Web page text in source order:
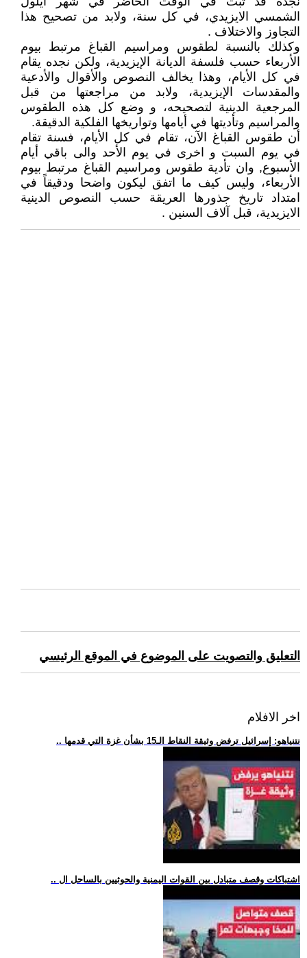
الشمسي الايزيدي، في كل سنة، ولابد من تصحيح هذا
التجاوز والاختلاف .
وكذلك بالنسبة لطقوس ومراسيم القباغ مرتبط بيوم
الأربعاء حسب فلسفة الديانة الإيزيدية، ولكن نجده يقام
في كل الأيام، وهذا يخالف النصوص والأقوال والأدعية
والمقدسات الإيزيدية، ولابد من مراجعتها من قبل
المرجعية الدينية لتصحيحه، و وضع كل هذه الطقوس
والمراسيم وتأديتها في أيامها وتواريخها الفلكية الدقيقة.
أن طقوس القباغ الآن، تقام في كل الأيام، فسنة تقام
في يوم السبت و اخرى في يوم الأحد والى باقي أيام
الأسبوع, وان تأدية طقوس ومراسيم القباغ مرتبط بيوم
الأربعاء، وليس كيف ما اتفق ليكون واضحا ودقيقاً في
امتداد تاريخ جذورها العريقة حسب النصوص الدينية
الايزيدية، قبل آلاف السنين .
التعليق والتصويت على الموضوع في الموقع الرئيسي
اخر الافلام
.. نتنياهو: إسرائيل ترفض وثيقة النقاط الـ15 بشأن غزة التي قدمها
.. اشتباكات وقصف متبادل بين القوات اليمنية والحوثيين بالساحل ال